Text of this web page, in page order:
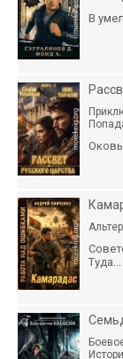
В
Туда...